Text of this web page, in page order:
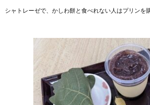
シャトレーゼで、かしわ餅と食べれない人はプリンを購